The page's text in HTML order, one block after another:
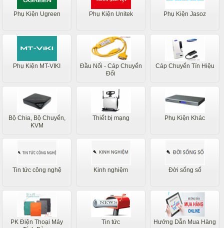
Phụ Kiện Ugreen Phụ Kiện Unitek Phụ Kiện Jasoz
Phụ Kiện MT-VIKI
Đầu Nối - Cáp Chuyển
Đổi
Cáp Chuyển Tín Hiệu
Bộ Chia, Bộ Chuyển,
KVM
Thiết bị mạng Phụ Kiện Khác
Tin tức công nghệ Kinh nghiệm Đời sống số
PK Điện Thoại Máy
Tin tức Hướng Dẫn Mua Hàng